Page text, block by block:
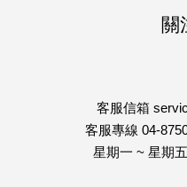
關
客服信箱
客服專線 04-
星期一 ~ 星期